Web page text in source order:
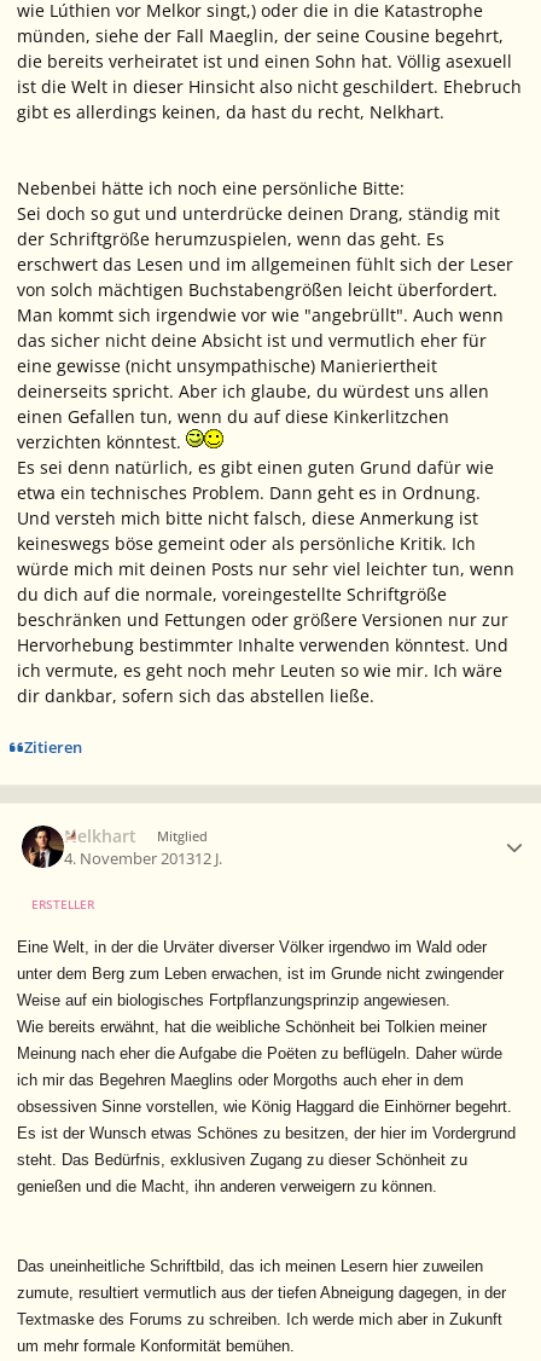
wie Lúthien vor Melkor singt,) oder die in die Katastrophe
münden, siehe der Fall Maeglin, der seine Cousine begehrt,
die bereits verheiratet ist und einen Sohn hat. Völlig asexuell
ist die Welt in dieser Hinsicht also nicht geschildert. Ehebruch
gibt es allerdings keinen, da hast du recht, Nelkhart.
Nebenbei hätte ich noch eine persönliche Bitte:
Sei doch so gut und unterdrücke deinen Drang, ständig mit
der Schriftgröße herumzuspielen, wenn das geht. Es
erschwert das Lesen und im allgemeinen fühlt sich der Leser
von solch mächtigen Buchstabengrößen leicht überfordert.
Man kommt sich irgendwie vor wie "angebrüllt". Auch wenn
das sicher nicht deine Absicht ist und vermutlich eher für
eine gewisse (nicht unsympathische) Manieriertheit
deinerseits spricht. Aber ich glaube, du würdest uns allen
einen Gefallen tun, wenn du auf diese Kinkerlitzchen
verzichten könntest.
Es sei denn natürlich, es gibt einen guten Grund dafür wie
etwa ein technisches Problem. Dann geht es in Ordnung.
Und versteh mich bitte nicht falsch, diese Anmerkung ist
keineswegs böse gemeint oder als persönliche Kritik. Ich
würde mich mit deinen Posts nur sehr viel leichter tun, wenn
du dich auf die normale, voreingestellte Schriftgröße
beschränken und Fettungen oder größere Versionen nur zur
Hervorhebung bestimmter Inhalte verwenden könntest. Und
ich vermute, es geht noch mehr Leuten so wie mir. Ich wäre
dir dankbar, sofern sich das abstellen ließe.
Zitieren
Nelkhart Mitglied
4. November 201312 J.
ERSTELLER
Eine Welt, in der die Urväter diverser Völker irgendwo im Wald oder
unter dem Berg zum Leben erwachen, ist im Grunde nicht zwingender
Weise auf ein biologisches Fortpflanzungsprinzip angewiesen.
Wie bereits erwähnt, hat die weibliche Schönheit bei Tolkien meiner
Meinung nach eher die Aufgabe die Poëten zu beflügeln. Daher würde
ich mir das Begehren Maeglins oder Morgoths auch eher in dem
obsessiven Sinne vorstellen, wie König Haggard die Einhörner begehrt.
Es ist der Wunsch etwas Schönes zu besitzen, der hier im Vordergrund
steht. Das Bedürfnis, exklusiven Zugang zu dieser Schönheit zu
genießen und die Macht, ihn anderen verweigern zu können.
Das uneinheitliche Schriftbild, das ich meinen Lesern hier zuweilen
zumute, resultiert vermutlich aus der tiefen Abneigung dagegen, in der
Textmaske des Forums zu schreiben. Ich werde mich aber in Zukunft
um mehr formale Konformität bemühen.